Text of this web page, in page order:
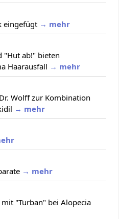
eingefügt → mehr
"Hut ab!" bieten
Haarausfall → mehr
Wolff zur Kombination
→ mehr
→ mehr
"Turban" bei Alopecia